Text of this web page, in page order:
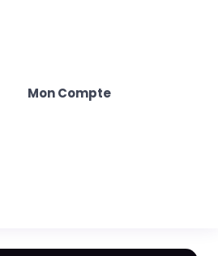
Mon Compte